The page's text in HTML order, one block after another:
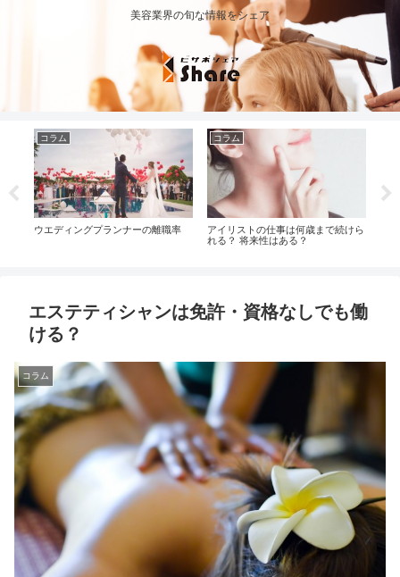
美容業界の旬な情報をシェア
コラム
ウエディングプランナーの離職率
コラム
アイリストの仕事は何歳まで続けら
れる？ 将来性はある？
エステティシャンは免許・資格なしでも働
ける？
コラム